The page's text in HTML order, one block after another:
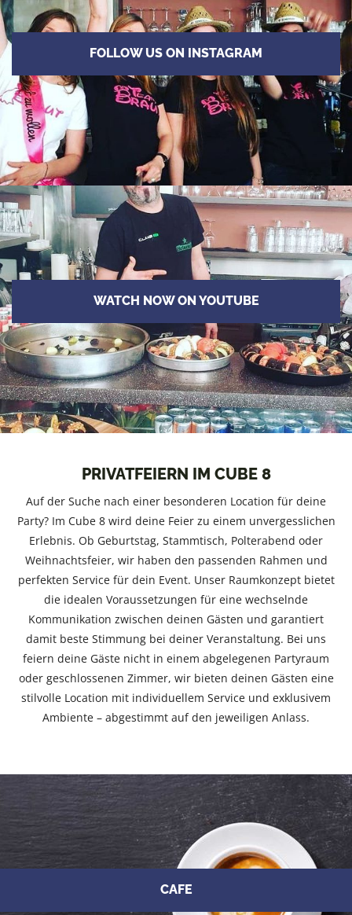
FOLLOW US ON INSTAGRAM
WATCH NOW ON YOUTUBE
PRIVATFEIERN IM CUBE 8
Auf der Suche nach einer besonderen Location für deine
Party? Im Cube 8 wird deine Feier zu einem unvergesslichen
Erlebnis. Ob Geburtstag, Stammtisch, Polterabend oder
Weihnachtsfeier, wir haben den passenden Rahmen und
perfekten Service für dein Event. Unser Raumkonzept bietet
die idealen Voraussetzungen für eine wechselnde
Kommunikation zwischen deinen Gästen und garantiert
damit beste Stimmung bei deiner Veranstaltung. Bei uns
feiern deine Gäste nicht in einem abgelegenen Partyraum
oder geschlossenen Zimmer, wir bieten deinen Gästen eine
stilvolle Location mit individuellem Service und exklusivem
Ambiente – abgestimmt auf den jeweiligen Anlass.
CAFE